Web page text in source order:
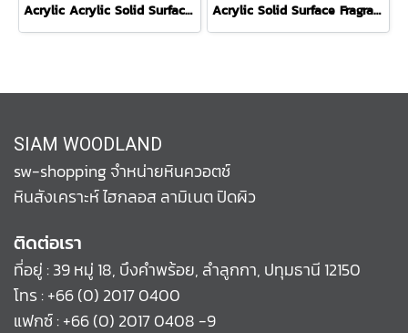
Acrylic Acrylic Solid Surface Helsinki S7009 หินสังเคราะห์สีขาว Acrylic Solid Surface Fragranza S106 หินสังเคราะห์สีครีม
SIAM WOODLAND
sw-shopping จำหน่ายหินควอตช์
หินสังเคราะห์ ไฮกลอส ลามิเนต ปิดผิว
ติดต่อเรา
ที่อยู่ : 39 หมู่ 18, บึงคำพร้อย, ลำลูกกา, ปทุมธานี 12150
โทร :+66 (0) 2017 0400
แฟกซ์ : +66 (0) 2017 0408 -9